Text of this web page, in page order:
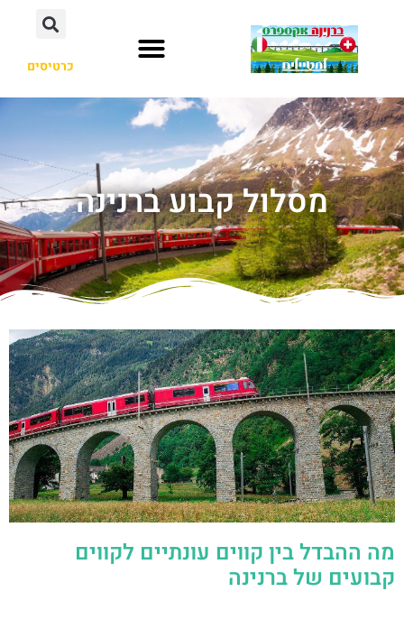
כרטיסים
מסלול קבוע ברנינה
מה ההבדל בין קווים עונתיים לקווים
קבועים של ברנינה